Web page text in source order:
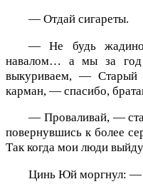
— Отдай сигареты.
— Не будь
навалом… а мы за год
выкуриваем, — Старый
карман, — спасибо,
— Проваливай, —
повернувшись к более
Так когда мои люди
Цинь Юй моргнул: —